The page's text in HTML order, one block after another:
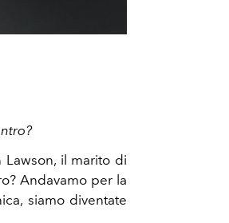
Lawson, il marito di
Andavamo per la
siamo diventate